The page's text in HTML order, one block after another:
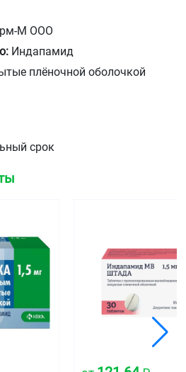
М ООО
Индапамид
плёночной оболочкой
срок